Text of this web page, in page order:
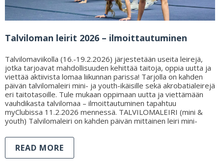
Talviloman leirit 2026 – ilmoittautuminen
Talvilomaviikolla (16.-19.2.2026) järjestetään useita leirejä,
jotka tarjoavat mahdollisuuden kehittää taitoja, oppia uutta ja
viettää aktiivista lomaa liikunnan parissa! Tarjolla on kahden
päivän talvilomaleiri mini- ja youth-ikäisille sekä akrobatialeirejä
eri taitotasoille. Tule mukaan oppimaan uutta ja viettämään
vauhdikasta talvilomaa – ilmoittautuminen tapahtuu
myClubissa 11.2.2026 mennessä. TALVILOMALEIRI (mini &
youth) Talvilomaleiri on kahden päivän mittainen leiri mini-
READ MORE